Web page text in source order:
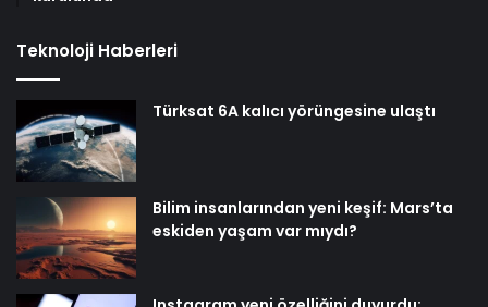
Teknoloji Haberleri
Türksat 6A kalıcı yörüngesine ulaştı
Bilim insanlarından yeni keşif: Mars’ta
eskiden yaşam var mıydı?